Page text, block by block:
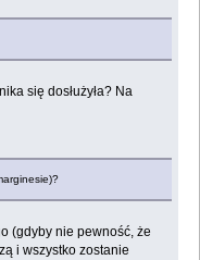
się dosłużyła? Na
(gdyby nie pewność, że
i wszystko zostanie